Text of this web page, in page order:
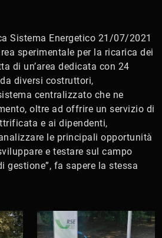
Sistema Energetico 21/07/2021
sperimentale per la ricarica dei
di un’area dedicata con 24
diversi costruttori,
centralizzato che ne
oltre ad offrire un servizio di
e ai dipendenti,
le principali opportunità
e testare sul campo
gestione”, fa sapere la stessa